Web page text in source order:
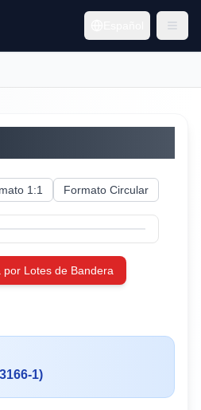
1:1 Formato Circular
por Lotes de Bandera
1)